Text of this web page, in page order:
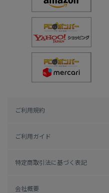
ご利用規約
ご利用ガイド
特定商取引法に基づく表記
会社概要